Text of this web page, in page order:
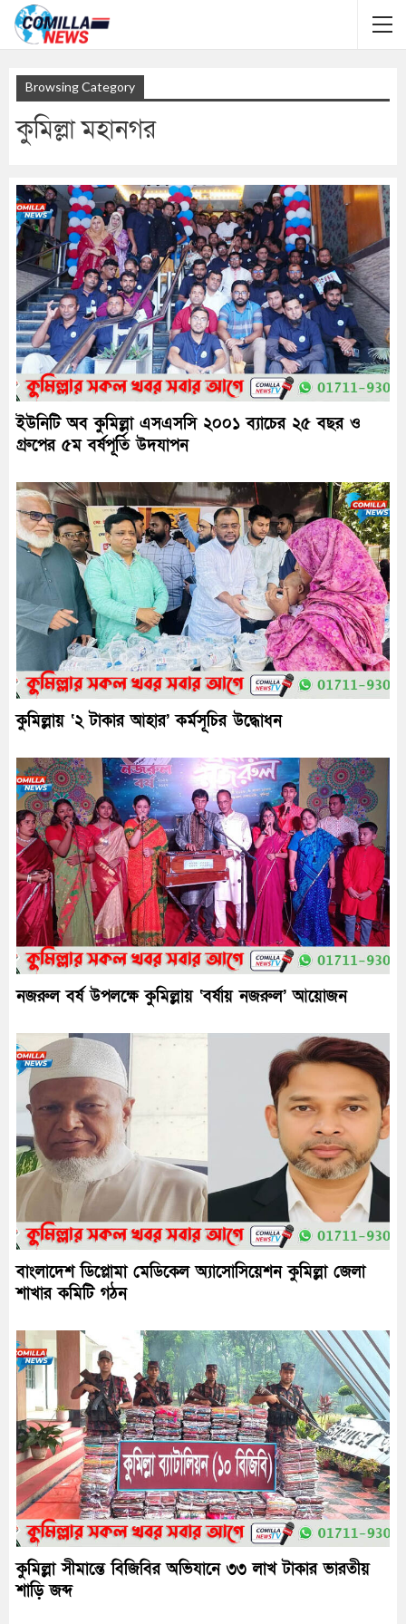
Browsing Category
কুমিল্লা মহানগর
ইউনিটি অব কুমিল্লা এসএসসি ২০০১ ব্যাচের ২৫ বছর ও
গ্রুপের ৫ম বর্ষপূর্তি উদযাপন
কুমিল্লায় ‘২ টাকার আহার’ কর্মসূচির উদ্ধোধন
নজরুল বর্ষ উপলক্ষে কুমিল্লায় ‘বর্ষায় নজরুল’ আয়োজন
বাংলাদেশ ডিপ্লোমা মেডিকেল অ্যাসোসিয়েশন কুমিল্লা জেলা
শাখার কমিটি গঠন
কুমিল্লা সীমান্তে বিজিবির অভিযানে ৩৩ লাখ টাকার ভারতীয়
শাড়ি জব্দ